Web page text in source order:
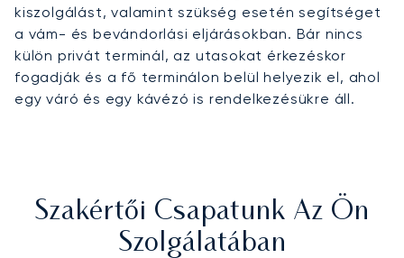
kiszolgálást, valamint szükség esetén segítséget
a vám- és bevándorlási eljárásokban. Bár nincs
külön privát terminál, az utasokat érkezéskor
fogadják és a fő terminálon belül helyezik el, ahol
egy váró és egy kávézó is rendelkezésükre áll.
Szakértői Csapatunk Az Ön
Szolgálatában